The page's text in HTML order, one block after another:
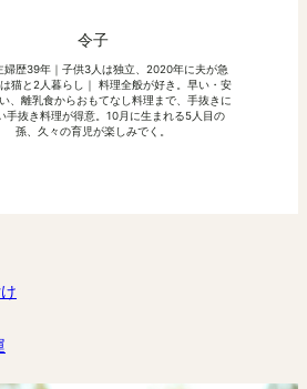
令子
婦歴39年｜子供3人は独立、2020年に夫が急
猫と2人暮らし｜ 料理全般が好き。早い・安
、離乳食からおもてなし料理まで、手抜きに
手抜き料理が得意。10月に生まれる5人目の
孫、久々の育児が楽しみでく。